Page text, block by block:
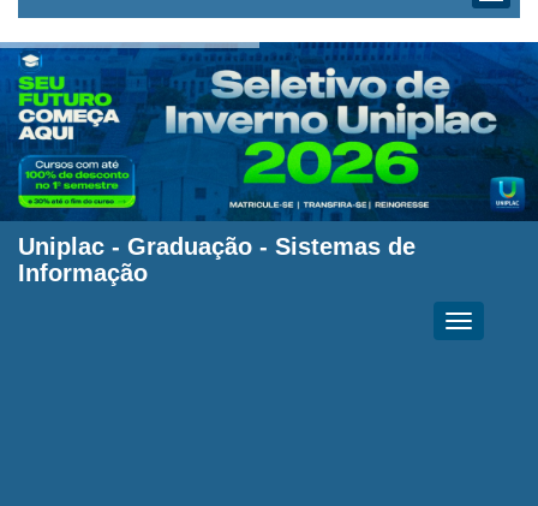
Uniplac - Graduação - Sistemas de
Informação
Toggle
navigation